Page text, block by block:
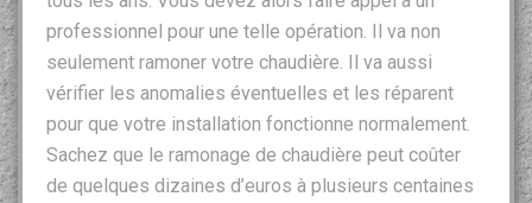
professionnel pour une telle opération. Il va non
seulement ramoner votre chaudière. Il va aussi
vérifier les anomalies éventuelles et les réparent
pour que votre installation fonctionne normalement.
Sachez que le ramonage de chaudière peut coûter
de quelques dizaines d’euros à plusieurs centaines